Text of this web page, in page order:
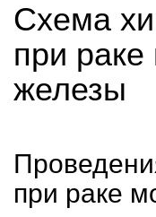
Схема
при
железы
при раке